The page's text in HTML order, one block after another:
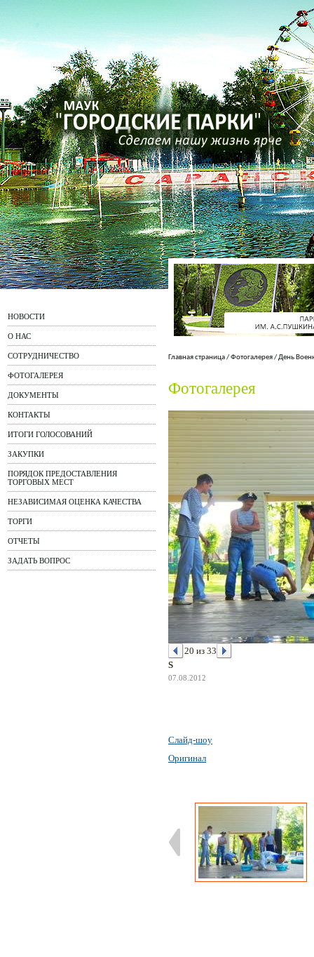
НОВОСТИ
О НАС
СОТРУДНИЧЕСТВО
ФОТОГАЛЕРЕЯ
ДОКУМЕНТЫ
КОНТАКТЫ
ИТОГИ ГОЛОСОВАНИЙ
ЗАКУПКИ
ПОРЯДОК ПРЕДОСТАВЛЕНИЯ
ТОРГОВЫХ МЕСТ
НЕЗАВИСИМАЯ ОЦЕНКА КАЧЕСТВА
ТОРГИ
ОТЧЕТЫ
ЗАДАТЬ ВОПРОС
Главная страница/Фотогалерея/День
Фотогалерея
20 из 33
S
07.08.2012
Слайд-шоу
Оригинал